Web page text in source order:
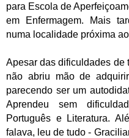
para Escola de
em Enfermagem. Mais
numa localidade próxima
Apesar das dificuldades de
não abriu mão de
parecendo ser um
Aprendeu sem
Português e Literatura.
falava, leu de tudo -